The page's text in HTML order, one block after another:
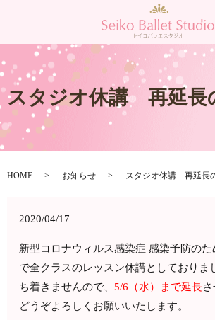
スタジオ休講 再延長
HOME お知らせ スタジオ休講 再延長
2020/04/17
新型コロナウィルス感染症 感染予防のた
で全クラスのレッスン休講としておりま
ち着きませんので、5/6（水）まで延長
どうぞよろしくお願いいたします。